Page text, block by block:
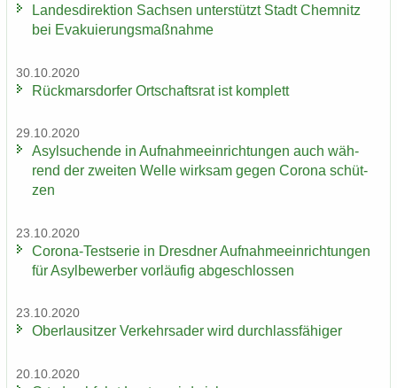
Lan­des­di­rek­ti­on Sach­sen un­ter­stützt Stadt Chem­nitz
bei Eva­ku­ie­rungs­maß­nah­me
30.10.2020
Rück­mars­dor­fer Ort­schafts­rat ist kom­plett
29.10.2020
Asyl­su­chen­de in Auf­nah­me­ein­rich­tun­gen auch wäh­
rend der zwei­ten Welle wirk­sam gegen Co­ro­na schüt­
zen
23.10.2020
Corona-​Testserie in Dresd­ner Auf­nah­me­ein­rich­tun­gen
für Asyl­be­wer­ber vor­läu­fig ab­ge­schlos­sen
23.10.2020
Ober­lau­sit­zer Ver­kehrs­ader wird durch­lass­fä­hi­ger
20.10.2020